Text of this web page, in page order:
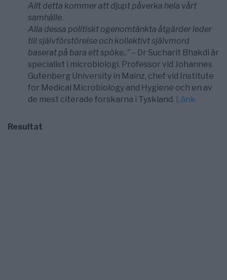
Allt detta kommer att djupt påverka hela vårt
samhälle.
Alla dessa politiskt ogenomtänkta åtgärder leder
till självförstörelse och kollektivt självmord
baserat på bara ett spöke..” – Dr Sucharit Bhakdi är
specialist i microbiologi. Professor vid Johannes
Gutenberg University in Mainz, chef vid Institute
for Medical Microbiology and Hygiene och en av
de mest citerade forskarna i Tyskland. Länk
Resultat